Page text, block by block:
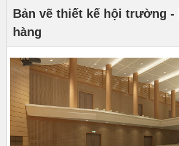
Bản vẽ thiết kế hội trường -
hàng